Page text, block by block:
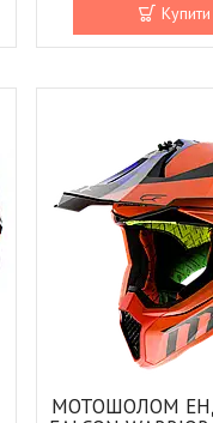
Купити
МОТОШОЛОМ